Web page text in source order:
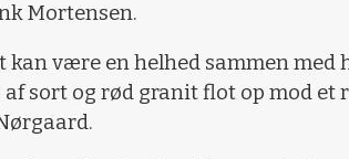
Mortensen.
kan være en helhed sammen med
sort og rød granit flot op mod et